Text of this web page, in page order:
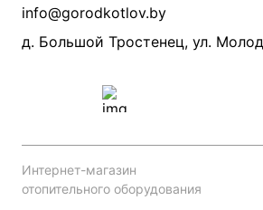
Производители
Прайс по монтажу систем отопления
Проект систем отопления
info@gorodkotlov.by
д. Большой Тростенец, ул.
Интернет-магазин
отопительного оборудования